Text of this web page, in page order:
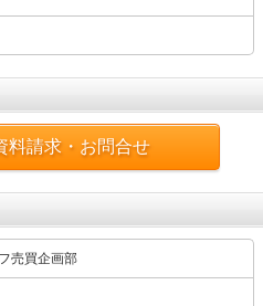
料請求・お問合せ
売買企画部